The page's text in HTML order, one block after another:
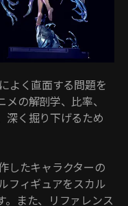
よく直面する問題を
の解剖学、比率、
深く掘り下げるため
したキャラクターの
フィギュアをスカル
。また、リファレンス